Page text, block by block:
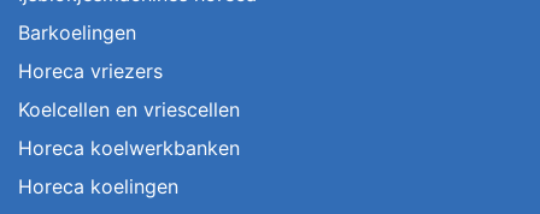
Barkoelingen
Horeca vriezers
Koelcellen en vriescellen
Horeca koelwerkbanken
Horeca koelingen